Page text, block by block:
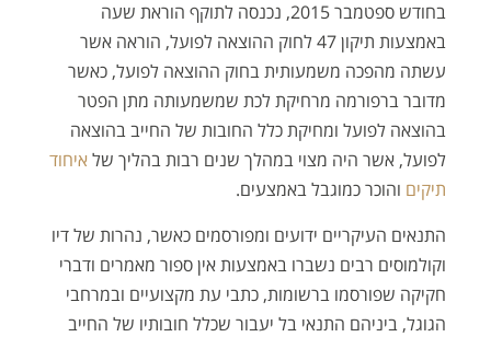
בחודש ספטמבר 2015, נכנסה לתוקף הוראת שעה
באמצעות תיקון 47 לחוק ההוצאה לפועל, הוראה אשר
עשתה מהפכה משמעותית בחוק ההוצאה לפועל, כאשר
מדובר ברפורמה מרחיקת לכת שמשמעותה מתן הפטר
בהוצאה לפועל ומחיקת כלל החובות של החייב בהוצאה
לפועל, אשר היה מצוי במהלך שנים רבות בהליך שלאיחוד
תיקים והוכר כמוגבל באמצעים.
התנאים העיקריים ידועים ומפורסמים כאשר, נהרות של דיו
וקולמוסים רבים נשברו באמצעות אין ספור מאמרים ודברי
חקיקה שפורסמו ברשומות, כתבי עת מקצועיים ובמרחבי
הגוגל, ביניהם התנאי בל יעבור שכלל חובותיו של החייב